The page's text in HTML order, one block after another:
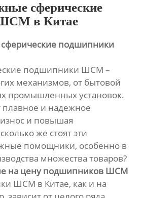
сферические
в Китае
подшипники
подшипники ШСМ –
механизмов, от бытовой
промышленных установок.
и надежное
и повышая
же стоят эти
помощники, особенно в
множества товаров?
на цену подшипников ШСМ
ШСМ в Китае, как и на